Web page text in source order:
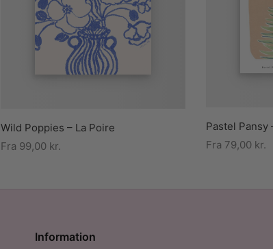
Wild Poppies – La Poire
Fra 99,00 kr.
Pastel Pansy
Fra 79,00 kr.
Information